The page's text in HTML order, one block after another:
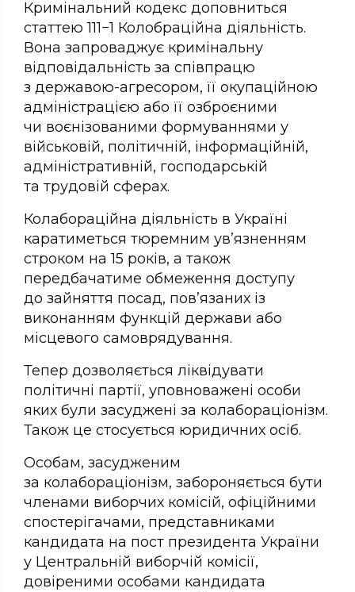
Кримінальний кодекс доповниться
статтею 111−1 Колобраційна діяльність.
Вона запроваджує кримінальну
відповідальність за співпрацю
з державою-агресором, її окупаційною
адміністрацією або її озброєними
чи воєнізованими формуваннями у
військовій, політичній, інформаційній,
адміністративній, господарській
та трудовій сферах.
Колабораційна діяльність в Україні
каратиметься тюремним ув’язненням
строком на 15 років, а також
передбачатиме обмеження доступу
до зайняття посад, пов’язаних із
виконанням функцій держави або
місцевого самоврядування.
Тепер дозволяється ліквідувати
політичні партії, уповноважені особи
яких були засуджені за колабораціонізм.
Також це стосується юридичних осіб.
Особам, засудженим
за колабораціонізм, забороняється бути
членами виборчих комісій, офіційними
спостерігачами, представниками
кандидата на пост президента України
у Центральній виборчій комісії,
довіреними особами кандидата